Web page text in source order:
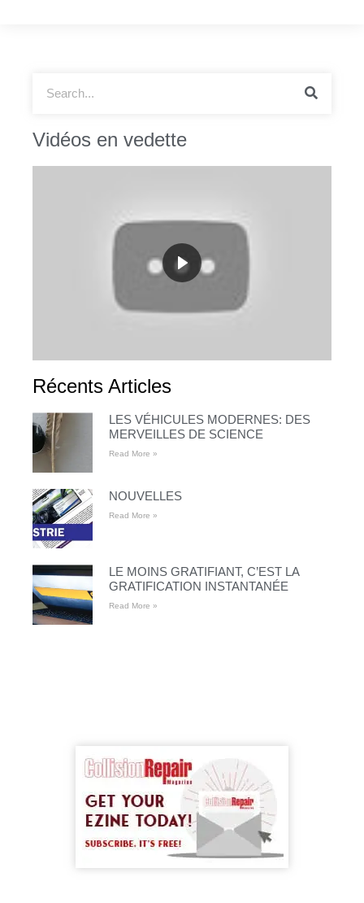
Vidéos en vedette
Récents Articles
LES VÉHICULES MODERNES: DES
MERVEILLES DE SCIENCE
Read More »
NOUVELLES
Read More »
LE MOINS GRATIFIANT, C’EST LA
GRATIFICATION INSTANTANÉE
Read More »